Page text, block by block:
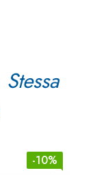
Stessa
-10%